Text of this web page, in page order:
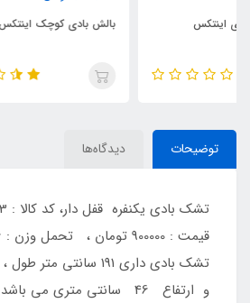
بالش بادی کوچک اینتکس
تشک
توضیحات دیدگاه‌ها
و ارتفاع 46 سانتی متری